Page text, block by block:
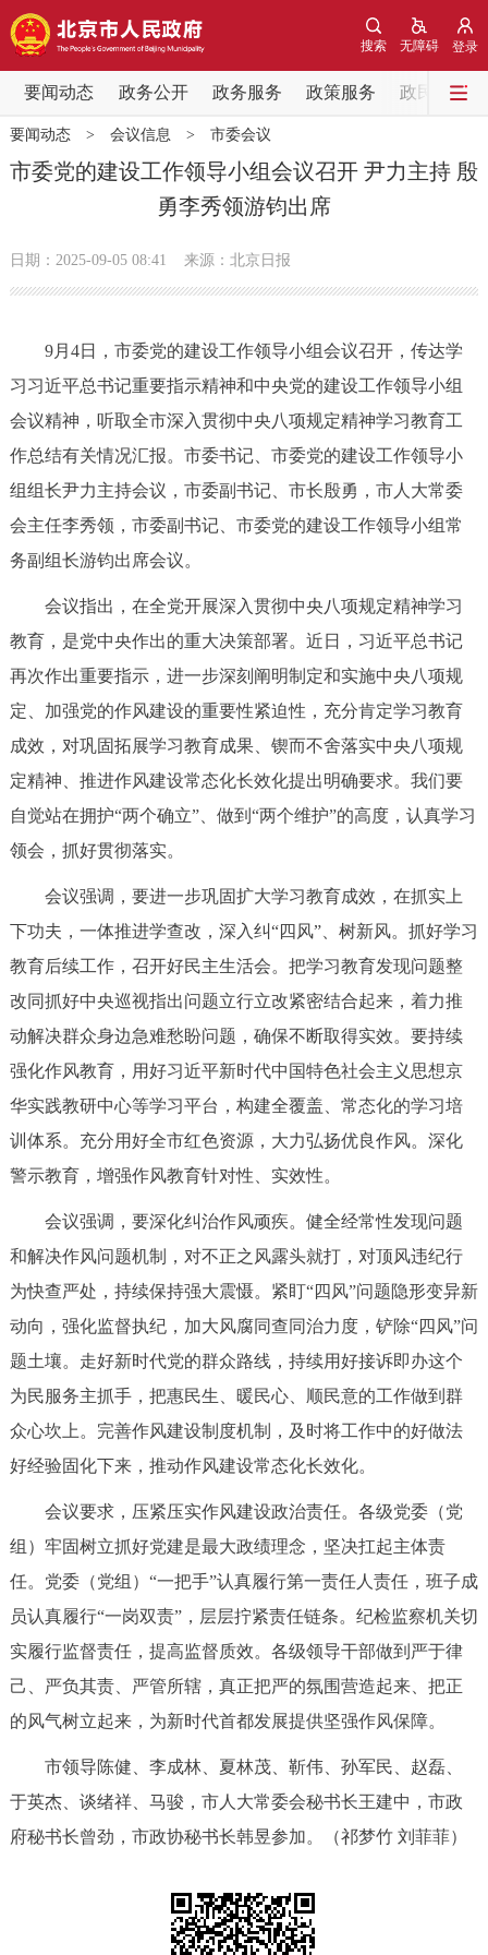
登录
无障碍
搜索
要闻动态 政务公开 政务服务 政策服务 政民互动
要闻动态
党中央精神 国务院信息
会议信息
市领导 机构职能 政策服务
政策兑现 政策解读 回应关切
决策公开 专题公开
政务服务
中介服务 阳光政务
政民互动
参与调查 在线访谈 图说互动
北京概况 十六区概览 人文北京
绿色北京 图说北京 视频北京
多语种
ENGLISH 한국어 日本語
DEUTSCH FRANÇAIS РУССКИЙ ЯЗЫК
العربية
要闻动态> 会议信息 > 市委会议
市委党的建设工作领导小组会议召开 尹力主持 殷
勇李秀领游钧出席
日期：2025-09-05 08:41 来源：北京日报
9月4日，市委党的建设工作领导小组会议召开，传达学
习习近平总书记重要指示精神和中央党的建设工作领导小组
会议精神，听取全市深入贯彻中央八项规定精神学习教育工
作总结有关情况汇报。市委书记、市委党的建设工作领导小
组组长尹力主持会议，市委副书记、市长殷勇，市人大常委
会主任李秀领，市委副书记、市委党的建设工作领导小组常
务副组长游钧出席会议。
会议指出，在全党开展深入贯彻中央八项规定精神学习
教育，是党中央作出的重大决策部署。近日，习近平总书记
再次作出重要指示，进一步深刻阐明制定和实施中央八项规
定、加强党的作风建设的重要性紧迫性，充分肯定学习教育
成效，对巩固拓展学习教育成果、锲而不舍落实中央八项规
定精神、推进作风建设常态化长效化提出明确要求。我们要
自觉站在拥护“两个确立”、做到“两个维护”的高度，认真学习
领会，抓好贯彻落实。
会议强调，要进一步巩固扩大学习教育成效，在抓实上
下功夫，一体推进学查改，深入纠“四风”、树新风。抓好学习
教育后续工作，召开好民主生活会。把学习教育发现问题整
改同抓好中央巡视指出问题立行立改紧密结合起来，着力推
动解决群众身边急难愁盼问题，确保不断取得实效。要持续
强化作风教育，用好习近平新时代中国特色社会主义思想京
华实践教研中心等学习平台，构建全覆盖、常态化的学习培
训体系。充分用好全市红色资源，大力弘扬优良作风。深化
警示教育，增强作风教育针对性、实效性。
会议强调，要深化纠治作风顽疾。健全经常性发现问题
和解决作风问题机制，对不正之风露头就打，对顶风违纪行
为快查严处，持续保持强大震慑。紧盯“四风”问题隐形变异新
动向，强化监督执纪，加大风腐同查同治力度，铲除“四风”问
题土壤。走好新时代党的群众路线，持续用好接诉即办这个
为民服务主抓手，把惠民生、暖民心、顺民意的工作做到群
众心坎上。完善作风建设制度机制，及时将工作中的好做法
好经验固化下来，推动作风建设常态化长效化。
会议要求，压紧压实作风建设政治责任。各级党委（党
组）牢固树立抓好党建是最大政绩理念，坚决扛起主体责
任。党委（党组）“一把手”认真履行第一责任人责任，班子成
员认真履行“一岗双责”，层层拧紧责任链条。纪检监察机关切
实履行监督责任，提高监督质效。各级领导干部做到严于律
己、严负其责、严管所辖，真正把严的氛围营造起来、把正
的风气树立起来，为新时代首都发展提供坚强作风保障。
市领导陈健、李成林、夏林茂、靳伟、孙军民、赵磊、
于英杰、谈绪祥、马骏，市人大常委会秘书长王建中，市政
府秘书长曾劲，市政协秘书长韩昱参加。（祁梦竹 刘菲菲）